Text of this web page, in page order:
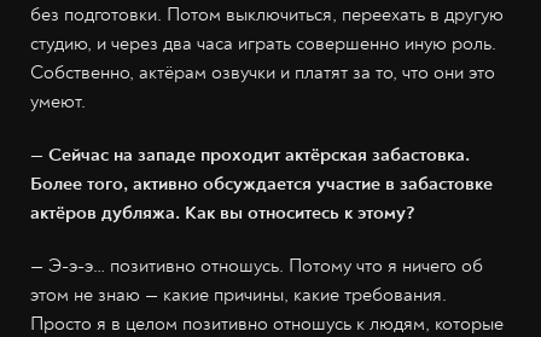
без подготовки. Потом выключиться, переехать в другую
студию, и через два часа играть совершенно иную роль.
Собственно, актёрам озвучки и платят за то, что они это
умеют.
— Сейчас на западе проходит актёрская забастовка.
Более того, активно обсуждается участие в забастовке
актёров дубляжа. Как вы относитесь к этому?
— Э-э-э… позитивно отношусь. Потому что я ничего об
этом не знаю — какие причины, какие требования.
Просто я в целом позитивно отношусь к людям, которые